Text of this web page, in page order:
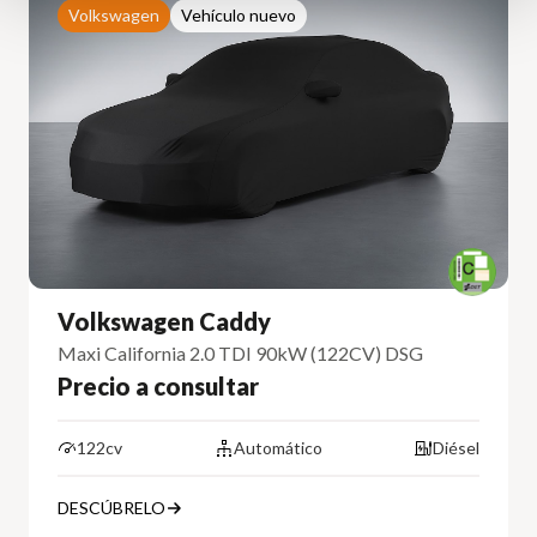
Volkswagen Vehículo nuevo
Volkswagen Caddy
Maxi California 2.0 TDI 90kW (122CV) DSG
Precio a consultar
122cv Automático Diésel
DESCÚBRELO